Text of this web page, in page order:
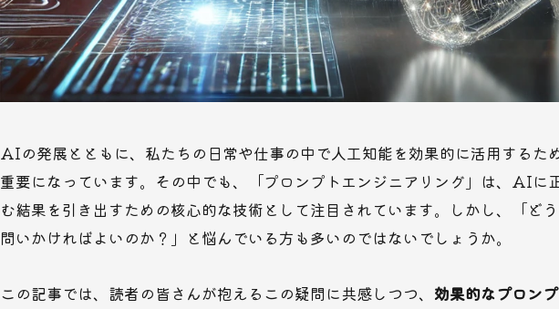
AIの発展とともに、私たちの日常や仕事の中で人工知能を効果的に活用するた
重要になっています。その中でも、「プロンプトエンジニアリング」は、AIに
む結果を引き出すための核心的な技術として注目されています。しかし、「ど
問いかければよいのか？」と悩んでいる方も多いのではないでしょうか。
この記事では、読者の皆さんが抱えるこの疑問に共感しつつ、 効果的なプロン